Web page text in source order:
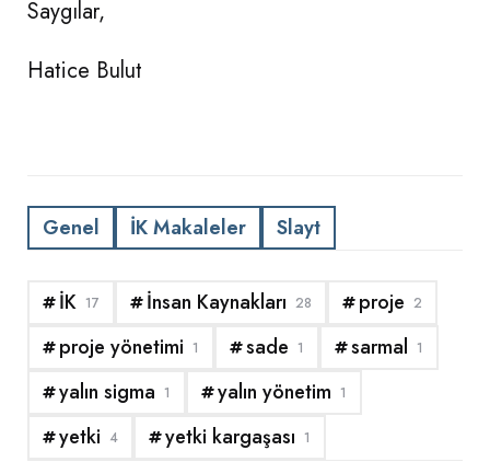
Saygılar,
Hatice Bulut
Genel İK Makaleler Slayt
İK 17 İnsan Kaynakları 28 proje 2
proje yönetimi 1 sade 1 sarmal 1
yalın sigma 1 yalın yönetim 1
yetki 4 yetki kargaşası 1